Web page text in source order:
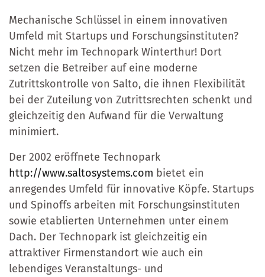
Mechanische Schlüssel in einem innovativen
Umfeld mit Startups und Forschungsinstituten?
Nicht mehr im Technopark Winterthur! Dort
setzen die Betreiber auf eine moderne
Zutrittskontrolle von Salto, die ihnen Flexibilität
bei der Zuteilung von Zutrittsrechten schenkt und
gleichzeitig den Aufwand für die Verwaltung
minimiert.
Der 2002 eröffnete Technopark
http://www.saltosystems.com bietet ein
anregendes Umfeld für innovative Köpfe. Startups
und Spinoffs arbeiten mit Forschungsinstituten
sowie etablierten Unternehmen unter einem
Dach. Der Technopark ist gleichzeitig ein
attraktiver Firmenstandort wie auch ein
lebendiges Veranstaltungs- und